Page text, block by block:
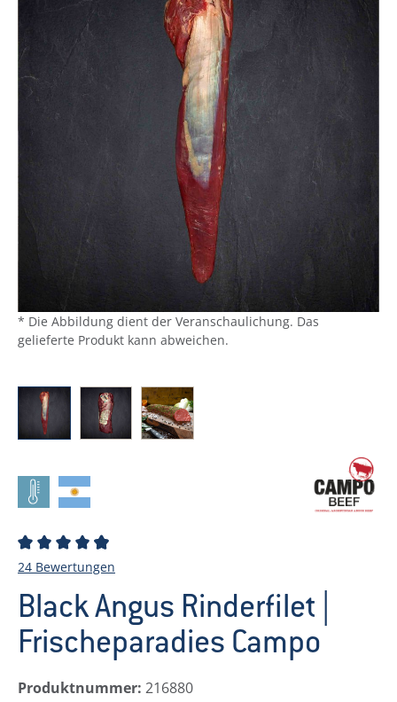
* Die Abbildung dient der Veranschaulichung. Das
gelieferte Produkt kann abweichen.
Durchschnittliche Bewertung von 4.92 von 5
24 Bewertungen
Black Angus Rinderfilet |
Frischeparadies Campo
Produktnummer: 216880